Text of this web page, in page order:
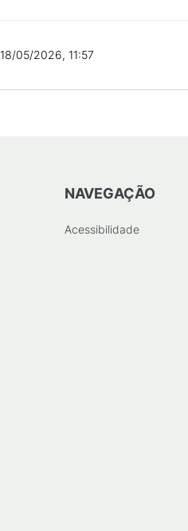
18/05/2026, 11:57
NAVEGAÇÃO
Acessibilidade